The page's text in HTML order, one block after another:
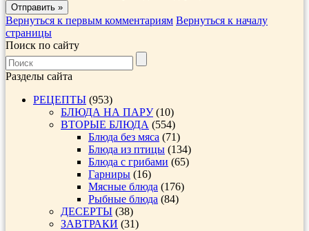
Вернуться к первым комментариям Вернуться к началу
страницы
Поиск по сайту
Разделы сайта
РЕЦЕПТЫ (953)
БЛЮДА НА ПАРУ(10)
ВТОРЫЕ БЛЮДА (554)
Блюда без мяса (71)
Блюда из птицы (134)
Блюда с грибами (65)
Гарниры (16)
Мясные блюда (176)
Рыбные блюда (84)
ДЕСЕРТЫ (38)
ЗАВТРАКИ (31)